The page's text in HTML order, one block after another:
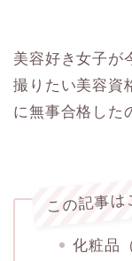
美容好き女子が
撮りたい美容資
に無事合格した
この記事
化粧品